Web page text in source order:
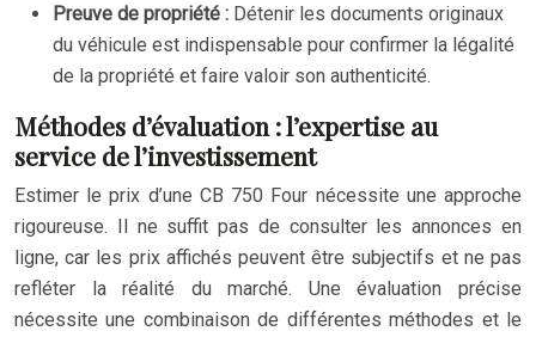
Preuve de propriété : Détenir les documents originaux
du véhicule est indispensable pour confirmer la légalité
de la propriété et faire valoir son authenticité.
Méthodes d’évaluation : l’expertise au
service de l’investissement
Estimer le prix d’une CB 750 Four nécessite une approche
rigoureuse. Il ne suffit pas de consulter les annonces en
ligne, car les prix affichés peuvent être subjectifs et ne pas
refléter la réalité du marché. Une évaluation précise
nécessite une combinaison de différentes méthodes et le